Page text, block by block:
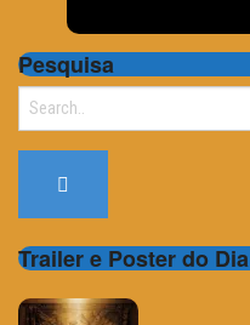
Pesquisa
Search
Trailer e Poster do Dia